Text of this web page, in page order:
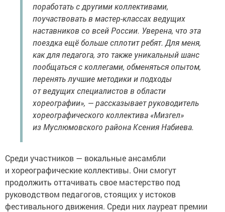
поработать с другими коллективами,
поучаствовать в мастер-классах ведущих
наставников со всей России. Уверена, что эта
поездка ещё больше сплотит ребят. Для меня,
как для педагога, это также уникальный шанс
пообщаться с коллегами, обменяться опытом,
перенять лучшие методики и подходы
от ведущих специалистов в области
хореографии», — рассказывает руководитель
хореографического коллектива «Мизгел»
из Муслюмовского района Ксения Набиева.
Среди участников — вокальные ансамбли
и хореографические коллективы. Они смогут
продолжить оттачивать свое мастерство под
руководством педагогов, стоящих у истоков
фестивального движения. Среди них лауреат премии